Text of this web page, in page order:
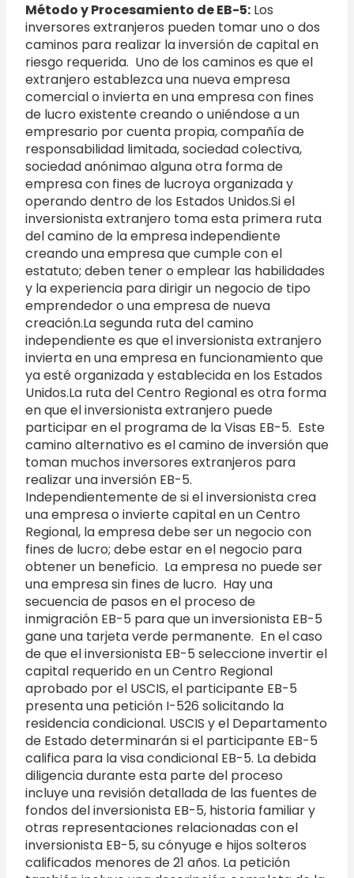
Método y Procesamiento de EB-5: Los
inversores extranjeros pueden tomar uno o dos
caminos para realizar la inversión de capital en
riesgo requerida. Uno de los caminos es que el
extranjero establezca una nueva empresa
comercial o invierta en una empresa con fines
de lucro existente creando o uniéndose a un
empresario por cuenta propia, compañía de
responsabilidad limitada, sociedad colectiva,
sociedad anónimao alguna otra forma de
empresa con fines de lucroya organizada y
operando dentro de los Estados Unidos.Si el
inversionista extranjero toma esta primera ruta
del camino de la empresa independiente
creando una empresa que cumple con el
estatuto; deben tener o emplear las habilidades
y la experiencia para dirigir un negocio de tipo
emprendedor o una empresa de nueva
creación.La segunda ruta del camino
independiente es que el inversionista extranjero
invierta en una empresa en funcionamiento que
ya esté organizada y establecida en los Estados
Unidos.La ruta del Centro Regional es otra forma
en que el inversionista extranjero puede
participar en el programa de la Visas EB-5. Este
camino alternativo es el camino de inversión que
toman muchos inversores extranjeros para
realizar una inversión EB-5.
Independientemente de si el inversionista crea
una empresa o invierte capital en un Centro
Regional, la empresa debe ser un negocio con
fines de lucro; debe estar en el negocio para
obtener un beneficio. La empresa no puede ser
una empresa sin fines de lucro. Hay una
secuencia de pasos en el proceso de
inmigración EB-5 para que un inversionista EB-5
gane una tarjeta verde permanente. En el caso
de que el inversionista EB-5 seleccione invertir el
capital requerido en un Centro Regional
aprobado por el USCIS, el participante EB-5
presenta una petición I-526 solicitando la
residencia condicional. USCIS y el Departamento
de Estado determinarán si el participante EB-5
califica para la visa condicional EB-5. La debida
diligencia durante esta parte del proceso
incluye una revisión detallada de las fuentes de
fondos del inversionista EB-5, historia familiar y
otras representaciones relacionadas con el
inversionista EB-5, su cónyuge e hijos solteros
calificados menores de 21 años. La petición